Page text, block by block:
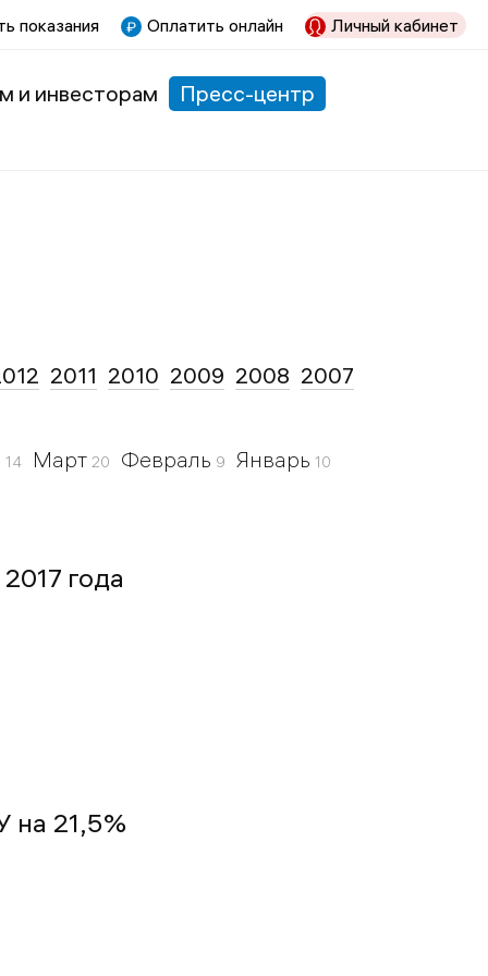
показания Оплатить онлайн Личный кабинет
и инвесторам
Пресс-центр
14 Март 20 Февраль 9 Январь 10
2011 2010 2009 2008 2007
года
на 21,5%